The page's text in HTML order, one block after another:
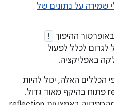
שמירה על נתונים של
ההיפוך
!
לגרום לכלל לפעול
באפליקציה.
האלה, יכול להיות
שאתם משתמשים ב-reflection פתוח בהיקף מאוד גדול.